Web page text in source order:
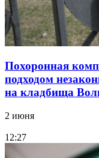
Похоронная
подходом
на кладбища
2 июня
12:27